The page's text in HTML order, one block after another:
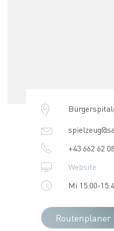
+43 662 62
Website
Mi 15:00-
Routenplaner